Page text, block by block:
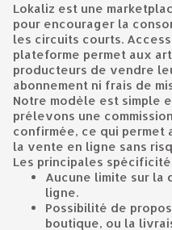
Lokaliz est une marketplace française créée en 2021
pour encourager la
les circuits courts.
plateforme permet aux
producteurs de vendre
abonnement ni frais de
Notre modèle est simple
prélevons une
confirmée, ce qui
la vente en ligne sans
Les principales
Aucune limite sur la
ligne.
Possibilité de
boutique, ou la